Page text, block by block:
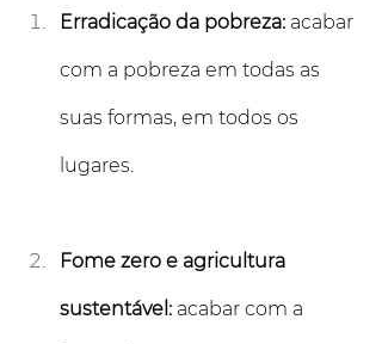
Erradicação da pobreza: acabar
com a pobreza em todas as
suas formas, em todos os
lugares.
Fome zero e agricultura
sustentável: acabar com a